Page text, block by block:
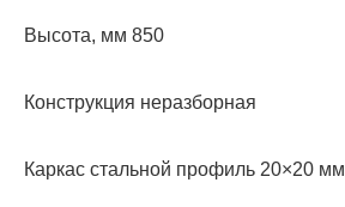
Высота, мм 850
Конструкция неразборная
Каркас стальной профиль 20×20 мм